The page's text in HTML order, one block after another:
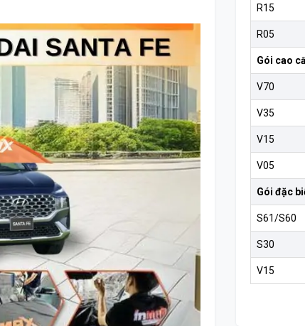
R15
R05
Gói cao
V70
V35
V15
V05
Gói đặc
S61/S60
S30
V15